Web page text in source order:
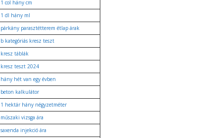
1 col hány cm
1 dl hány ml
párkány parasztétterem étlap árak
b kategóriás kresz teszt
kresz táblák
kresz teszt 2024
hány hét van egy évben
beton kalkulátor
1 hektár hány négyzetméter
műszaki vizsga ára
saxenda injekció ára